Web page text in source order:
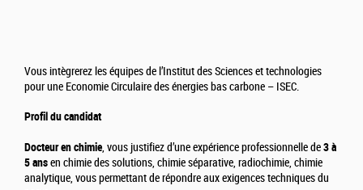
Vous intègrerez les équipes de l’Institut des Sciences et technologies
pour une Economie Circulaire des énergies bas carbone – ISEC.
Profil du candidat
Docteur en chimie, vous justifiez d’une expérience professionnelle de3 à
5 ansen chimie des solutions, chimie séparative, radiochimie, chimie
analytique, vous permettant de répondre aux exigences techniques du